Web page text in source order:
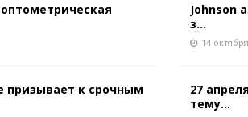
призывает к срочным
Johnson
з...
14
27
тему...